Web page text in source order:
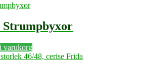
Strumpbyxor
varukorg